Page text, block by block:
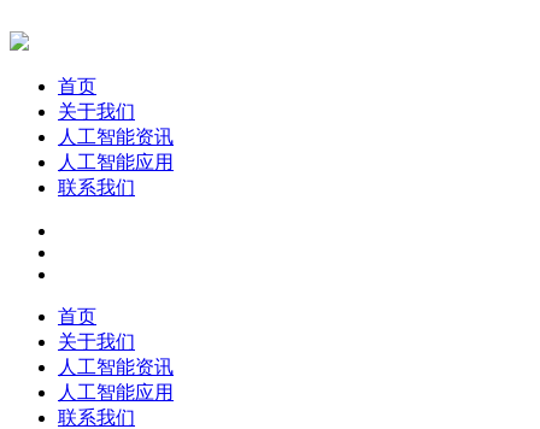
首页
关于我们
人工智能资讯
人工智能应用
联系我们
首页
关于我们
人工智能资讯
人工智能应用
联系我们